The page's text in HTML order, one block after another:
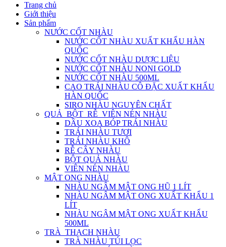
Trang chủ
Giới thiệu
Sản phẩm
NƯỚC CỐT NHÀU
NƯỚC CỐT NHÀU XUẤT KHẨU HÀN
QUỐC
NƯỚC CỐT NHÀU DƯỢC LIỆU
NƯỚC CỐT NHÀU NONI GOLD
NƯỚC CỐT NHÀU 500ML
CAO TRÁI NHÀU CÔ ĐẶC XUẤT KHẨU
HÀN QUỐC
SIRO NHÀU NGUYÊN CHẤT
QUẢ_BỘT_RỄ_VIÊN NÉN NHÀU
DẦU XOA BÓP TRÁI NHÀU
TRÁI NHÀU TƯƠI
TRÁI NHÀU KHÔ
RỄ CÂY NHÀU
BỘT QUẢ NHÀU
VIÊN NÉN NHÀU
MẬT ONG NHÀU
NHÀU NGÂM MẬT ONG HŨ 1 LÍT
NHÀU NGÂM MẬT ONG XUẤT KHẨU 1
LÍT
NHÀU NGÂM MẬT ONG XUẤT KHẨU
500ML
TRÀ_THẠCH NHÀU
TRÀ NHÀU TÚI LỌC